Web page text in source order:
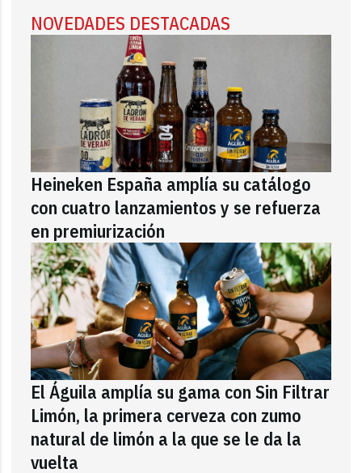
NOVEDADES DESTACADAS
Heineken España amplía su catálogo
con cuatro lanzamientos y se refuerza
en premiurización
El Águila amplía su gama con Sin Filtrar
Limón, la primera cerveza con zumo
natural de limón a la que se le da la
vuelta